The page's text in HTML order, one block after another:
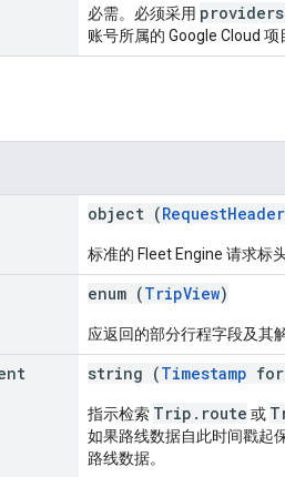
必需。必须采用
账号所属的 Google Cloud 项
object (RequestHeader
标准的 Fleet Engine 请求标头
enum (TripView)
应返回的部分行程字段及其
string (Timestamp
指示检索 Trip.route 或
如果路线数据自此时间戳起
路线数据。